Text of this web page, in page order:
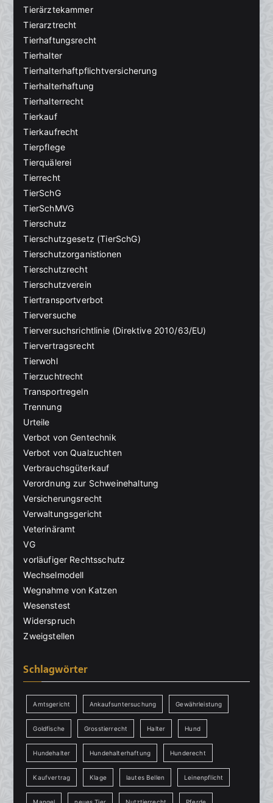
Tierärztekammer
Tierarztrecht
Tierhaftungsrecht
Tierhalter
Tierhalterhaftpflichtversicherung
Tierhalterhaftung
Tierhalterrecht
Tierkauf
Tierkaufrecht
Tierpflege
Tierquälerei
Tierrecht
TierSchG
TierSchMVG
Tierschutz
Tierschutzgesetz (TierSchG)
Tierschutzorganistionen
Tierschutzrecht
Tierschutzverein
Tiertransportverbot
Tierversuche
Tierversuchsrichtlinie (Direktive 2010/63/EU)
Tiervertragsrecht
Tierwohl
Tierzuchtrecht
Transportregeln
Trennung
Urteile
Verbot von Gentechnik
Verbot von Qualzuchten
Verbrauchsgüterkauf
Verordnung zur Schweinehaltung
Versicherungsrecht
Verwaltungsgericht
Veterinäramt
VG
vorläufiger Rechtsschutz
Wechselmodell
Wegnahme von Katzen
Wesenstest
Widerspruch
Zweigstellen
Schlagwörter
Amtsgericht Ankaufsuntersuchung Gewährleistung
Goldfische Grosstierrecht Halter Hund
Hundehalter Hundehalterhaftung Hunderecht
Kaufvertrag Klage lautes Bellen Leinenpflicht